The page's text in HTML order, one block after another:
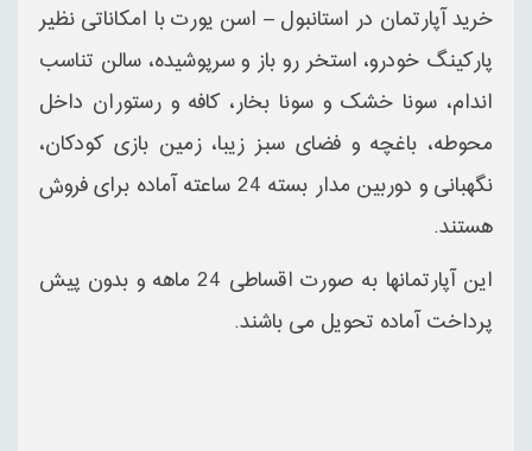
خرید آپارتمان در استانبول – اسن یورت با امکاناتی نظیر
پارکینگ خودرو، استخر رو باز و سرپوشیده، سالن تناسب
اندام، سونا خشک و سونا بخار، کافه و رستوران داخل
محوطه، باغچه و فضای سبز زیبا، زمین بازی کودکان،
نگهبانی و دوربین مدار بسته 24 ساعته آماده برای فروش
هستند.
این آپارتمانها به صورت اقساطی 24 ماهه و بدون پیش
پرداخت آماده تحویل می باشند.